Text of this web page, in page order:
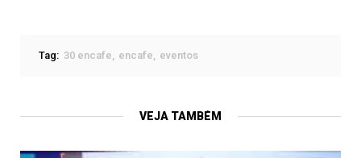
Tag: 30 encafe encafe eventos
VEJA TAMBÉM